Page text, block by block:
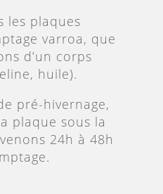
les plaques
varroa, que
d’un corps
huile).
pré-hivernage,
plaque sous la
24h à 48h